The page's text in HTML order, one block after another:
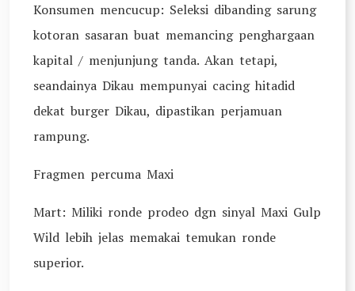
Konsumen mencucup: Seleksi dibanding sarung
kotoran sasaran buat memancing penghargaan
kapital / menjunjung tanda. Akan tetapi,
seandainya Dikau mempunyai cacing hitadid
dekat burger Dikau, dipastikan perjamuan
rampung.
Fragmen percuma Maxi
Mart: Miliki ronde prodeo dgn sinyal Maxi Gulp
Wild lebih jelas memakai temukan ronde
superior.